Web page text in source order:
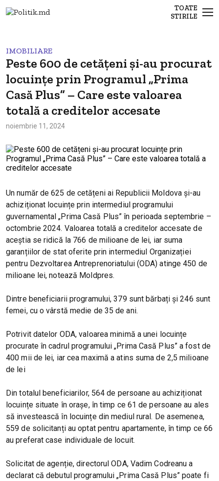
TOATE
STIRILE
IMOBILIARE
Peste 600 de cetățeni și-au procurat
locuințe prin Programul „Prima
Casă Plus” – Care este valoarea
totală a creditelor accesate
noiembrie 11, 2024
Un număr de 625 de cetățeni ai Republicii Moldova și-au
achiziționat locuințe prin intermediul programului
guvernamental „Prima Casă Plus” în perioada septembrie –
octombrie 2024. Valoarea totală a creditelor accesate de
aceștia se ridică la 766 de milioane de lei, iar suma
garanțiilor de stat oferite prin intermediul Organizației
pentru Dezvoltarea Antreprenoriatului (ODA) atinge 450 de
milioane lei, notează Moldpres.
Dintre beneficiarii programului, 379 sunt bărbați și 246 sunt
femei, cu o vârstă medie de 35 de ani.
Potrivit datelor ODA, valoarea minimă a unei locuințe
procurate în cadrul programului „Prima Casă Plus” a fost de
400 mii de lei, iar cea maximă a atins suma de 2,5 milioane
de lei
Din totalul beneficiarilor, 564 de persoane au achiziționat
locuințe situate în orașe, în timp ce 61 de persoane au ales
să investească în locuințe din mediul rural. De asemenea,
559 de solicitanți au optat pentru apartamente, în timp ce 66
au preferat case individuale de locuit.
Solicitat de agenție, directorul ODA, Vadim Codreanu a
declarat că debutul programului „Prima Casă Plus” poate fi